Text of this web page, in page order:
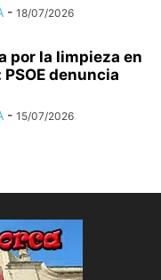
- 18/07/2026
por la limpieza en
denuncia
- 15/07/2026